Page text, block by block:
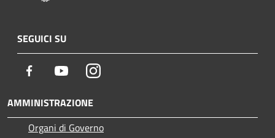
SEGUICI SU
Facebook YoutubeInstagram
AMMINISTRAZIONE
Organi di Governo